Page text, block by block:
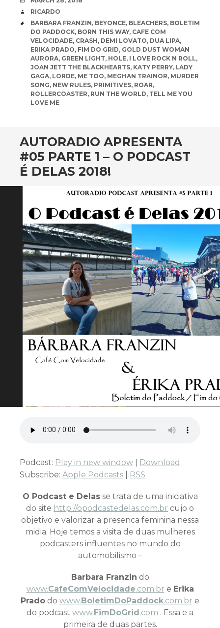
AUTHOR
RICARDO
TAGS
BARBARA FRANZIN, BEYONCE, BLEACHERS, BOLETIM
DO PADDOCK, BORN THIS WAY, CAFE COM
VELOCIDADE, CRASH, DEMI LOVATO, DUA LIPA,
ERIKA PRADO, FIM DO GRID, GOLD DUST WOMAN
AURORA, GREEN LIGHT, HOLE, I LOVE ROCK N ROLL,
JOAN JETT THE BLACKHEARTS, KATY PERRY, LADY
GAGA, LORDE, ME TOO, MEGHAN TRAINOR, MURDER
SONG, NEW RULES, PRIMITIVES, ROAR,
ROLLERCOASTER, RUN THE WORLD, TELL ME YOU
LOVE ME
AUTORADIO APRESENTA
#05 PARTE 1 – O PODCAST
É DELAS 2018!
Podcast: Play in new window
Download
Subscribe: Apple Podcasts RSS
O Podcast e Delasse trata de uma iniciativa
do site http://opodcastedelas.com.br cujo o
objetivo e valorizar a presenca feminina nessa
midia. Hoje temos a visita de duas mulheres
podcasters influentes no mundo do
automobilismo –
Barbara Franzin do
www.CafeComVelocidade.com.br e Erika
Prado do www.BoletimDoPaddock.com.br e
do podcast www.FimDoGrid.com . Essa e a
primeira de duas partes.